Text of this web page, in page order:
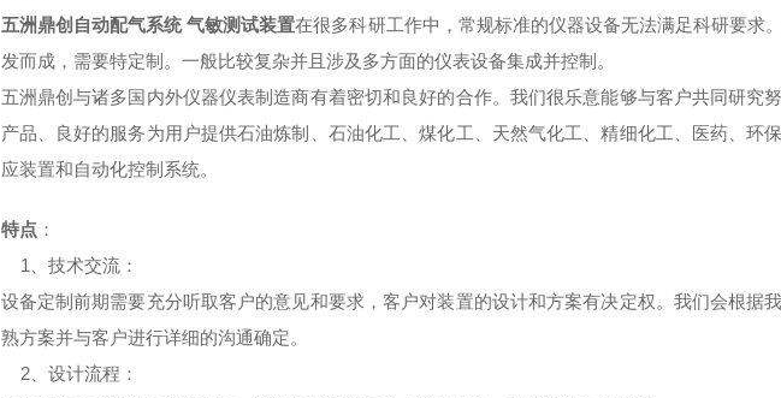
五洲鼎创自动配气系统 气敏测试装置在很多科研工作中，常规标准的仪器设备无法满足科研要求
发而成，需要特定制。一般比较复杂并且涉及多方面的仪表设备集成并控制。
五洲鼎创与诸多国内外仪器仪表制造商有着密切和良好的合作。我们很乐意能够与客户共同研究
产品、良好的服务为用户提供石油炼制、石油化工、煤化工、天然气化工、精细化工、医药、环
应装置和自动化控制系统。
特点 ：
1、 技术交流：
设备定制前期需要充分听取客户的意见和要求，客户对装置的设计和方案有决定权。我们会根据
熟方案并与客户进行详细的沟通确定。
2、 设计流程 ：